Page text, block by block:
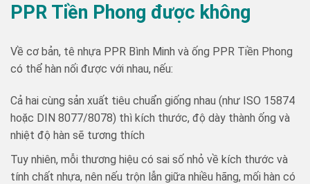
PPR Tiền Phong được không
Về cơ bản, tê nhựa PPR Bình Minh và ống PPR Tiền Phong
có thể hàn nối được với nhau, nếu:
Cả hai cùng sản xuất tiêu chuẩn giống nhau (như ISO 15874
hoặc DIN 8077/8078) thì kích thước, độ dày thành ống và
nhiệt độ hàn sẽ tương thích
Tuy nhiên, mỗi thương hiệu có sai số nhỏ về kích thước và
tính chất nhựa, nên nếu trộn lẫn giữa nhiều hãng, mối hàn có